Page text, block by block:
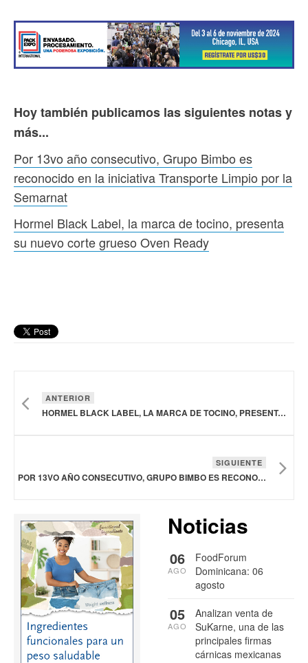
Hoy también publicamos las siguientes notas y
más...
Por 13vo año consecutivo, Grupo Bimbo es
reconocido en la iniciativa Transporte Limpio por la
Semarnat
Hormel Black Label, la marca de tocino, presenta
su nuevo corte grueso Oven Ready
ANTERIOR
HORMEL BLACK LABEL, LA MARCA DE TOCINO, PRESENTA SU NUEVO CORTE GRUESO OVEN READY
SIGUIENTE
POR 13VO AÑO CONSECUTIVO, GRUPO BIMBO ES RECONOCIDO EN LA INICIATIVA TRANSPORTE LIMPIO POR LA SEMARNAT
Noticias
FoodForum
Dominicana: 06
agosto
06
AGO
Analizan venta de
SuKarne, una de las
principales firmas
cárnicas mexicanas
05
AGO